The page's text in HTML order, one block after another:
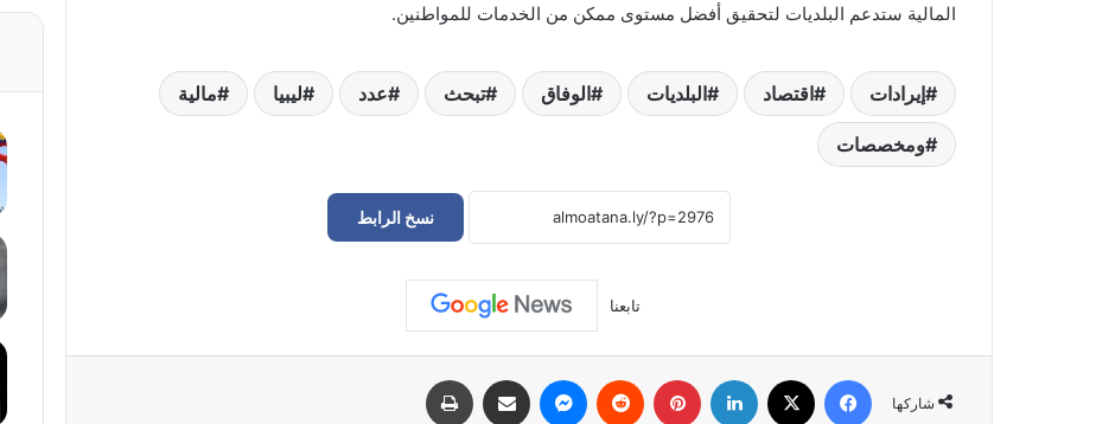
المالية ستدعم البلديات لتحقيق أفضل مستوى ممكن من الخدمات للمواطنين.
إيرادات اقتصاد البلديات الوفاق تبحث عدد ليبيا مالية
ومخصصات
نسخ الرابط
تابعنا
شاركها
فيسبوك لينكدإن بينتيريست ماسنجر مشاركة عبر البريد
وزير الاقتصاد يصدر ضوابط جديدة لتراخيص
البرلمان ويؤكد سلامة منظومته